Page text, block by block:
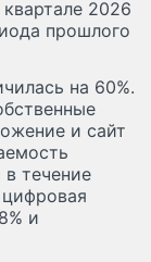
2026
прошлого
на 60%.
и сайт
в течение
и